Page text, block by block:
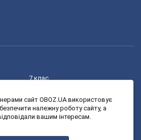
7 клас
9 клас
сайт OBOZ.UA використовує
належну роботу сайту, а
вашим інтересам.